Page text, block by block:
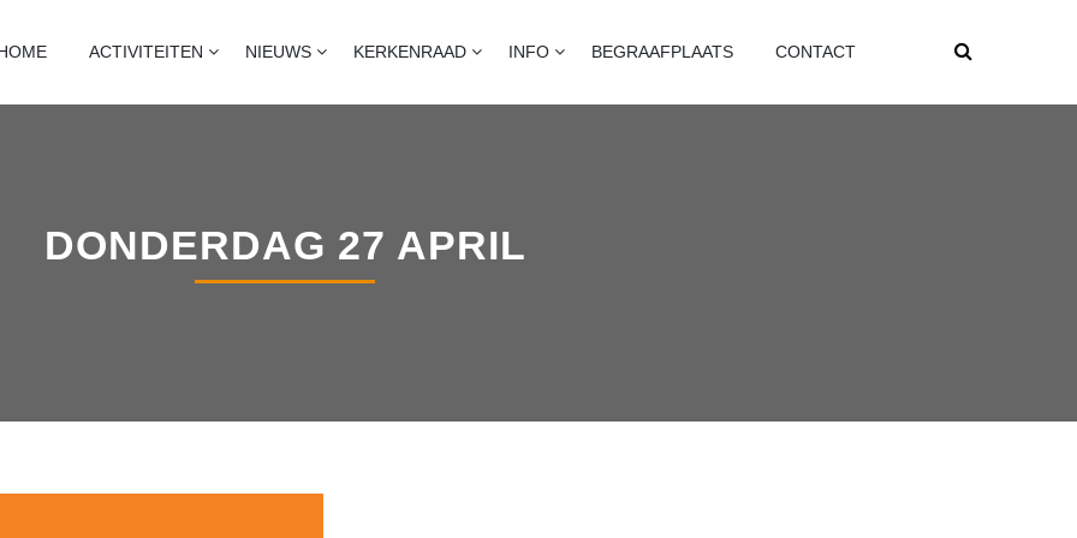
ACTIVITEITEN NIEUWS KERKENRAAD INFO BEGRAAFPLAATS CONTACT
DONDERDAG 27 APRIL